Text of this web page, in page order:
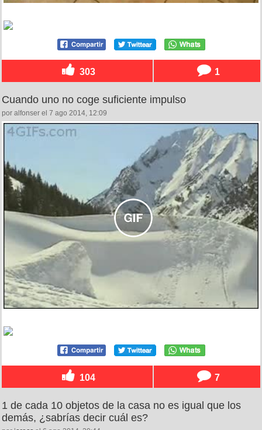
303 1
Cuando uno no coge suficiente impulso
por alfonser el 7 ago 2014, 12:09
104 7
1 de cada 10 objetos de la casa no es igual que los
demás, ¿sabrías decir cuál es?